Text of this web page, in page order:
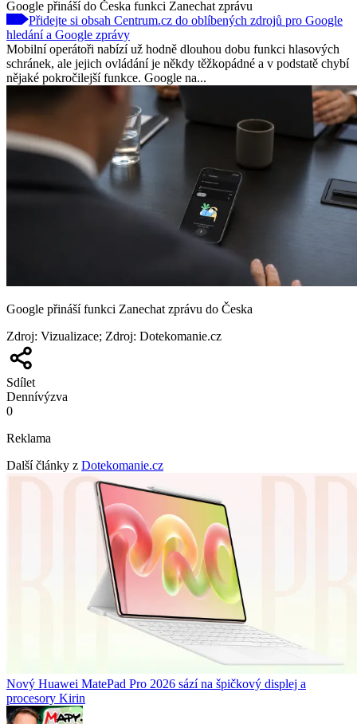
Google přináší do Česka funkci Zanechat zprávu
Přidejte si obsah Centrum.cz do oblíbených zdrojů pro Google
hledání a Google zprávy
Mobilní operátoři nabízí už hodně dlouhou dobu funkci hlasových
schránek, ale jejich ovládání je někdy těžkopádné a v podstatě chybí
nějaké pokročilejší funkce. Google na...
Google přináší funkci Zanechat zprávu do Česka
Zdroj: Vizualizace; Zdroj: Dotekomanie.cz
Sdílet
Dennívýzva
0
Reklama
Další články z Dotekomanie.cz
Nový Huawei MatePad Pro 2026 sází na špičkový displej a
procesory Kirin